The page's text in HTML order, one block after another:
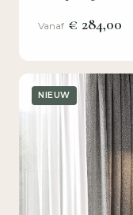
Vanaf € 284,00
NIEUW